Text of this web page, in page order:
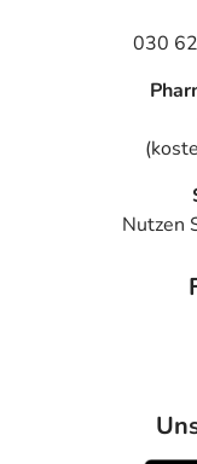
030
Nutzen